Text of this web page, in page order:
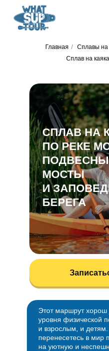
Главная / Сплавы на
Сплав на
СПЛАВ НА
ПО РЕКЕ
МОСТЫ
И
БЕРЕГА
Этот маршрут
уровня физической
и взрослым, и
перенесетесь в мир
на уютную и